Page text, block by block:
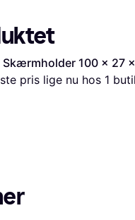
Skærmholder 100 x 27
pris lige nu hos 1